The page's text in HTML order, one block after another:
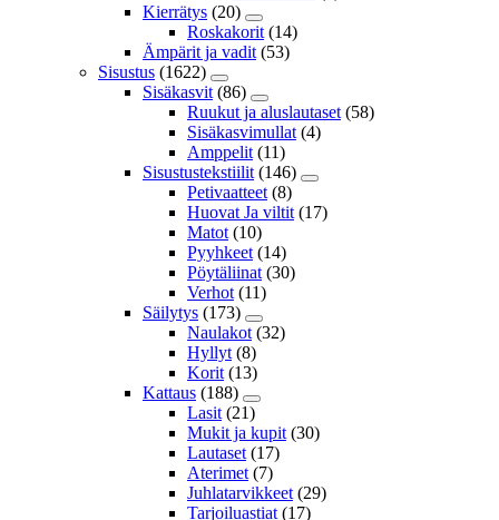
Kierrätys (20)
Roskakorit (14)
Ämpärit ja vadit (53)
Sisustus (1622)
Sisäkasvit (86)
Ruukut ja aluslautaset (58)
Sisäkasvimullat (4)
Amppelit (11)
Sisustustekstiilit (146)
Petivaatteet (8)
Huovat Ja viltit (17)
Matot (10)
Pyyhkeet (14)
Pöytäliinat (30)
Verhot (11)
Säilytys (173)
Naulakot (32)
Hyllyt (8)
Korit (13)
Kattaus (188)
Lasit (21)
Mukit ja kupit (30)
Lautaset (17)
Aterimet (7)
Juhlatarvikkeet (29)
Tarjoiluastiat (17)